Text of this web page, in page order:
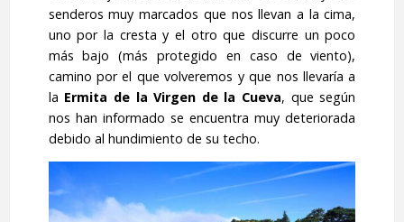
senderos muy marcados que nos llevan a la cima,
uno por la cresta y el otro que discurre un poco
más bajo (más protegido en caso de viento),
camino por el que volveremos y que nos llevaría a
la Ermita de la Virgen de la Cueva, que según
nos han informado se encuentra muy deteriorada
debido al hundimiento de su techo.